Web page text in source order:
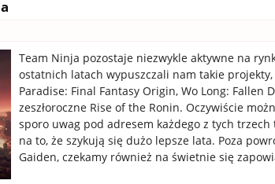
Team Ninja pozostaje niezwykle aktywne na
ostatnich latach wypuszczali nam takie
Paradise: Final Fantasy Origin, Wo Long: Fallen
zeszłoroczne Rise of the Ronin. Oczywiście
sporo uwag pod adresem każdego z tych trzech
na to, że szykują się dużo lepsze lata. Poza
Gaiden, czekamy również na świetnie się